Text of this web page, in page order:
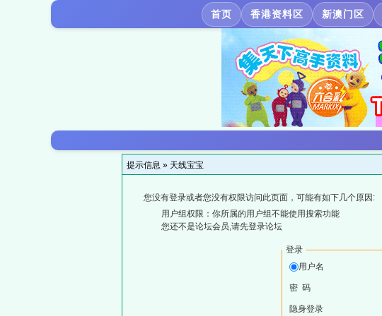
首页 香港资料区 新澳门区
提示信息 » 天线宝宝
您没有登录或者您没有权限访问此页面，可能有如下几个原因:
用户组权限：你所属的用户组不能使用搜索功能
您还不是论坛会员,请先登录论坛
登录
用户名
密 码
隐身登录